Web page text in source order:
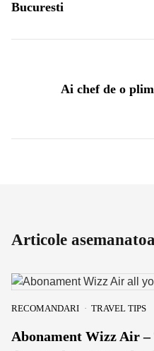
Bucuresti
Ai chef de o
Articole
RECOMANDARI TRAVEL TIPS
Abonament Wizz Air –